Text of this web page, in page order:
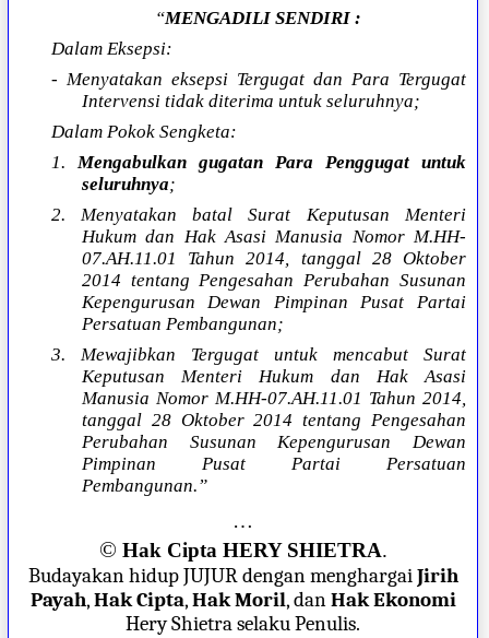
“MENGADILI SENDIRI :
Dalam Eksepsi:
- Menyatakan eksepsi Tergugat dan Para Tergugat
Intervensi tidak diterima untuk seluruhnya;
Dalam Pokok Sengketa:
1.Mengabulkan gugatan Para Penggugat untuk
seluruhnya;
2. Menyatakan batal Surat Keputusan Menteri
Hukum dan Hak Asasi Manusia Nomor M.HH-
07.AH.11.01 Tahun 2014, tanggal 28 Oktober
2014 tentang Pengesahan Perubahan Susunan
Kepengurusan Dewan Pimpinan Pusat Partai
Persatuan Pembangunan;
3. Mewajibkan Tergugat untuk mencabut Surat
Keputusan Menteri Hukum dan Hak Asasi
Manusia Nomor M.HH-07.AH.11.01 Tahun 2014,
tanggal 28 Oktober 2014 tentang Pengesahan
Perubahan Susunan Kepengurusan Dewan
Pimpinan Pusat Partai Persatuan
Pembangunan.”
…
© Hak Cipta HERY SHIETRA.
Budayakan hidup JUJUR dengan menghargaiJirih
Payah,Hak Cipta,Hak Moril, danHak Ekonomi
Hery Shietra selaku Penulis.